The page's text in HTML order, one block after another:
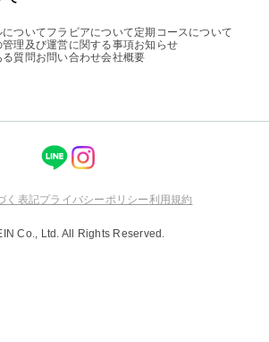
ついてフラビアについて定期コースについて
理及び運営に関する事項お知らせ
る質問お問い合わせ会社概要
く表記プライバシーポリシー利用規約
Co., Ltd. All Rights Reserved.